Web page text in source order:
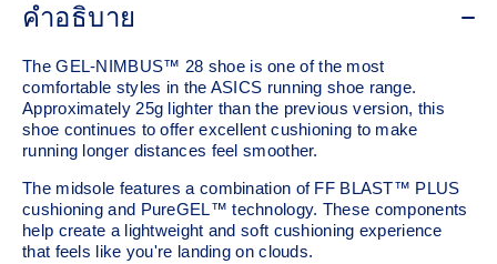
คำอธิบาย
The GEL-NIMBUS™ 28 shoe is one of the most
comfortable styles in the ASICS running shoe range.
Approximately 25g lighter than the previous version, this
shoe continues to offer excellent cushioning to make
running longer distances feel smoother.
The midsole features a combination of FF BLAST™ PLUS
cushioning and PureGEL™ technology. These components
help create a lightweight and soft cushioning experience
that feels like you're landing on clouds.